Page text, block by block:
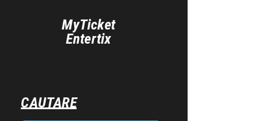
MyTicket
Entertix
CAUTARE